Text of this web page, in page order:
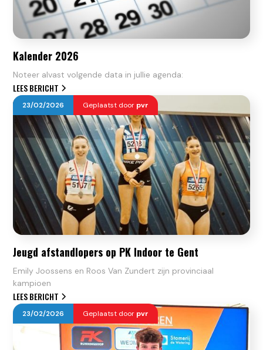
Kalender 2026
Noteer alvast volgende data in jullie agenda:
LEES BERICHT
23/02/2026 Geplaatst door pvr
Jeugd afstandlopers op PK Indoor te Gent
Emily Joossens en Roos Van Zundert zijn provinciaal
kampioen
LEES BERICHT
23/02/2026 Geplaatst door pvr